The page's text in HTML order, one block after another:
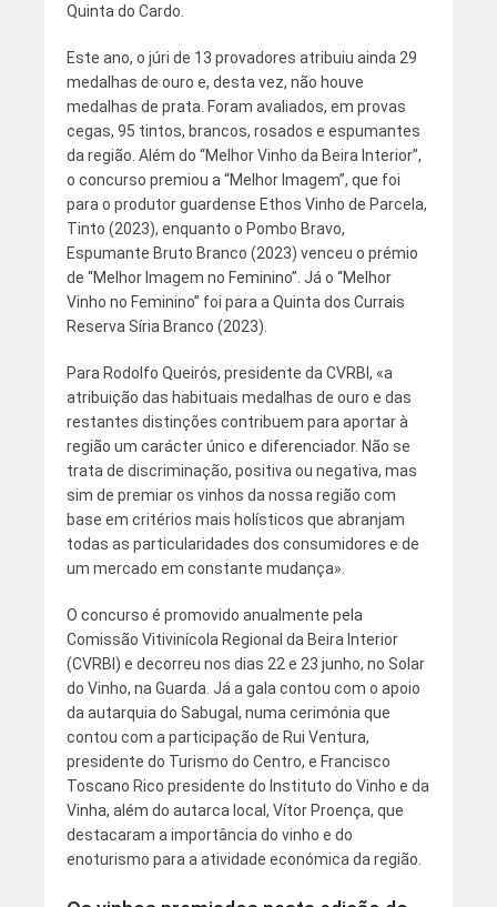
Quinta do Cardo.
Este ano, o júri de 13 provadores atribuiu ainda 29
medalhas de ouro e, desta vez, não houve
medalhas de prata. Foram avaliados, em provas
cegas, 95 tintos, brancos, rosados e espumantes
da região. Além do “Melhor Vinho da Beira Interior”,
o concurso premiou a “Melhor Imagem”, que foi
para o produtor guardense Ethos Vinho de Parcela,
Tinto (2023), enquanto o Pombo Bravo,
Espumante Bruto Branco (2023) venceu o prémio
de “Melhor Imagem no Feminino”. Já o “Melhor
Vinho no Feminino” foi para a Quinta dos Currais
Reserva Síria Branco (2023).
Para Rodolfo Queirós, presidente da CVRBI, «a
atribuição das habituais medalhas de ouro e das
restantes distinções contribuem para aportar à
região um carácter único e diferenciador. Não se
trata de discriminação, positiva ou negativa, mas
sim de premiar os vinhos da nossa região com
base em critérios mais holísticos que abranjam
todas as particularidades dos consumidores e de
um mercado em constante mudança».
O concurso é promovido anualmente pela
Comissão Vitivinícola Regional da Beira Interior
(CVRBI) e decorreu nos dias 22 e 23 junho, no Solar
do Vinho, na Guarda. Já a gala contou com o apoio
da autarquia do Sabugal, numa cerimónia que
contou com a participação de Rui Ventura,
presidente do Turismo do Centro, e Francisco
Toscano Rico presidente do Instituto do Vinho e da
Vinha, além do autarca local, Vítor Proença, que
destacaram a importância do vinho e do
enoturismo para a atividade económica da região.